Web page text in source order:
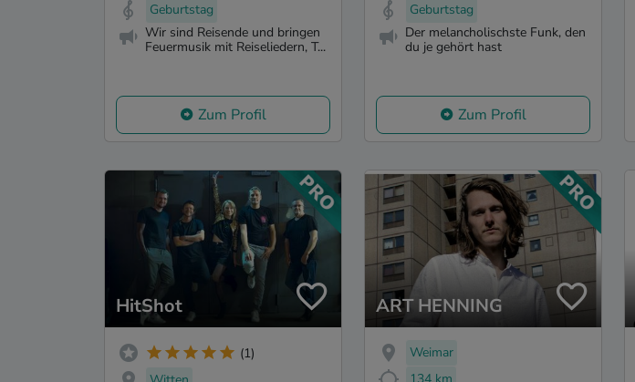
Geburtstag
Wir sind Reisende und bringen
Feuermusik mit Reiseliedern, T...
Zum Profil
Geburtstag
Der melancholischste Funk, den
du je gehört hast
Zum Profil
HitShot
(1)
ART HENNING
Weimar